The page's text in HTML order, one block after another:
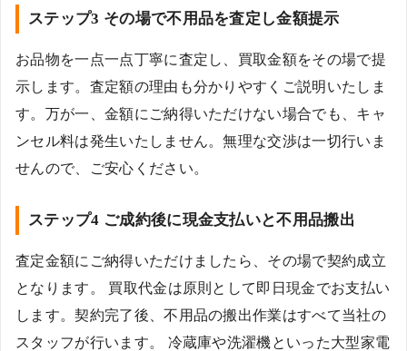
ステップ3 その場で不用品を査定し金額提示
お品物を一点一点丁寧に査定し、買取金額をその場で提
示します。査定額の理由も分かりやすくご説明いたしま
す。万が一、金額にご納得いただけない場合でも、キャ
ンセル料は発生いたしません。無理な交渉は一切行いま
せんので、ご安心ください。
ステップ4 ご成約後に現金支払いと不用品搬出
査定金額にご納得いただけましたら、その場で契約成立
となります。 買取代金は原則として即日現金でお支払い
します。契約完了後、不用品の搬出作業はすべて当社の
スタッフが行います。 冷蔵庫や洗濯機といった大型家電